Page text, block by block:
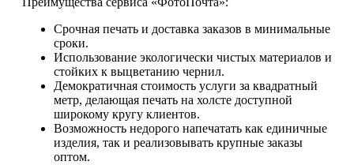
Срочная печать и доставка заказов в минимальные
сроки.
Использование экологически чистых материалов и
стойких к выцветанию чернил.
Демократичная стоимость услуги за квадратный
метр, делающая печать на холсте доступной
широкому кругу клиентов.
Возможность недорого напечатать как единичные
изделия, так и реализовывать крупные заказы
оптом.